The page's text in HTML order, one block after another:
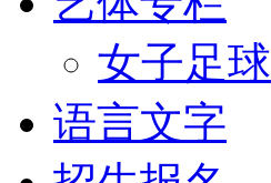
女子足球
语言文字